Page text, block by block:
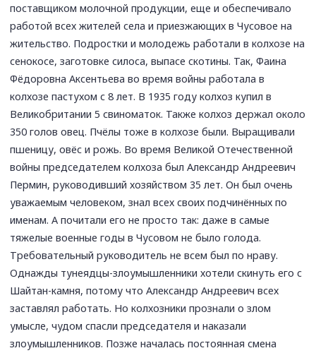
поставщиком молочной продукции, еще и обеспечивало
работой всех жителей села и приезжающих в Чусовое на
жительство. Подростки и молодежь работали в колхозе на
сенокосе, заготовке силоса, выпасе скотины. Так, Фаина
Фёдоровна Аксентьева во время войны работала в
колхозе пастухом с 8 лет. В 1935 году колхоз купил в
Великобритании 5 свиноматок. Также колхоз держал около
350 голов овец. Пчёлы тоже в колхозе были. Выращивали
пшеницу, овёс и рожь. Во время Великой Отечественной
войны председателем колхоза был Александр Андреевич
Пермин, руководивший хозяйством 35 лет. Он был очень
уважаемым человеком, знал всех своих подчинённых по
именам. А почитали его не просто так: даже в самые
тяжелые военные годы в Чусовом не было голода.
Требовательный руководитель не всем был по нраву.
Однажды тунеядцы-злоумышленники хотели скинуть его с
Шайтан-камня, потому что Александр Андреевич всех
заставлял работать. Но колхозники прознали о злом
умысле, чудом спасли председателя и наказали
злоумышленников. Позже началась постоянная смена